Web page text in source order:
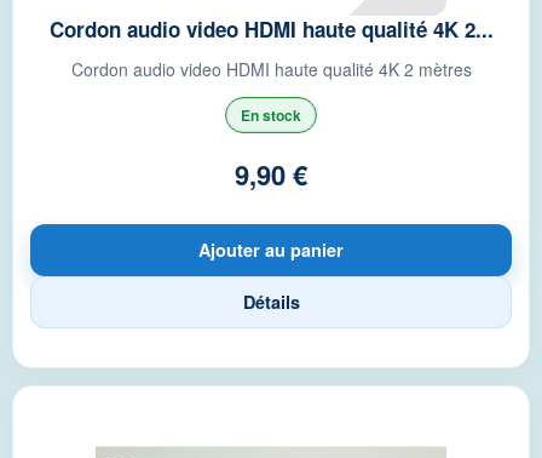
Cordon audio video HDMI haute qualité 4K 2...
Cordon audio video HDMI haute qualité 4K 2 mètres
En stock
9,90 €
Ajouter au panier
Détails